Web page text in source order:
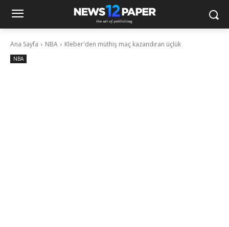
Ana Sayfa NBA Kleber'den müthiş maç kazandıran üçlük
NBA